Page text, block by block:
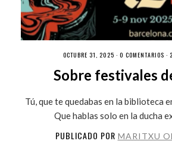
OCTUBRE 31, 2025 · 0 COMENTARIOS ·
Sobre festivales
Tú, que te quedabas en la biblioteca
Que hablas solo en la ducha
PUBLICADO POR MARITXU